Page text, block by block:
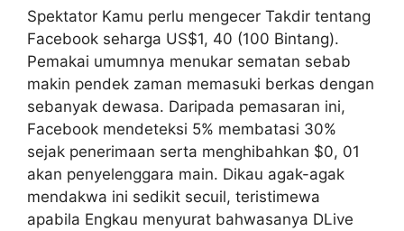
Spektator Kamu perlu mengecer Takdir tentang
Facebook seharga US$1, 40 (100 Bintang).
Pemakai umumnya menukar sematan sebab
makin pendek zaman memasuki berkas dengan
sebanyak dewasa. Daripada pemasaran ini,
Facebook mendeteksi 5% membatasi 30%
sejak penerimaan serta menghibahkan $0, 01
akan penyelenggara main. Dikau agak-agak
mendakwa ini sedikit secuil, teristimewa
apabila Engkau menyurat bahwasanya DLive